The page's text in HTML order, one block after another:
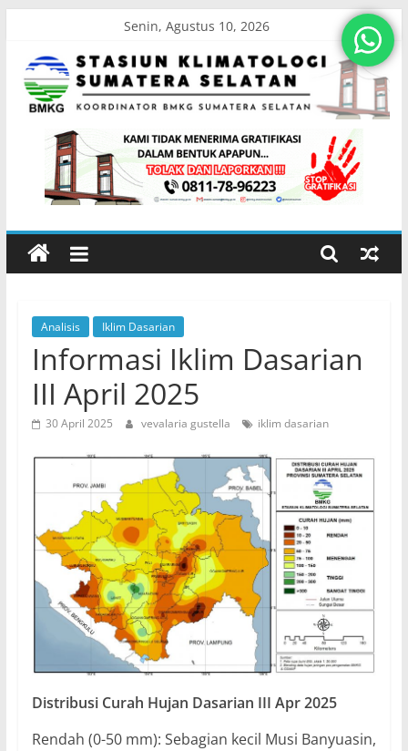
content
Senin, Agustus 10, 2026
Stasiun
Klimatologi
Sumatera
Koordinator
BMKG
Sumatera
Selatan
Analisis Iklim Dasarian
Informasi Iklim Dasarian
III April 2025
30 April 2025 vevalaria gustella iklim dasarian
Distribusi Curah Hujan Dasarian III Apr2025
Rendah (0-50 mm): Sebagian kecil Musi Banyuasin,